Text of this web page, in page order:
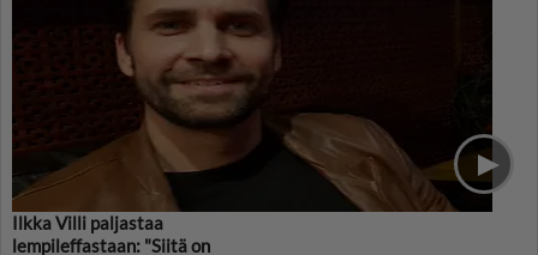
Ilkka Villi paljastaa
lempileffastaan: "Siitä on